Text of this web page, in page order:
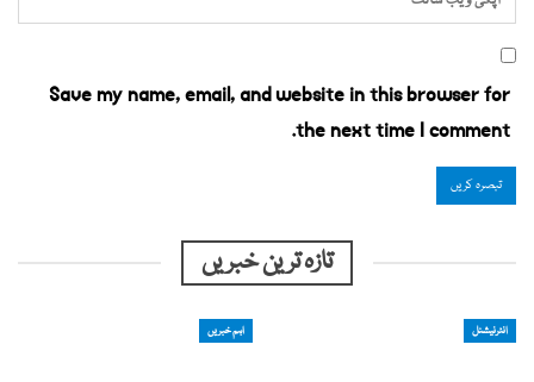
Save my name, email, and website in this browser for
the next time I comment.
تازہ ترین خبریں
انٹرنیشنل اہم خبریں